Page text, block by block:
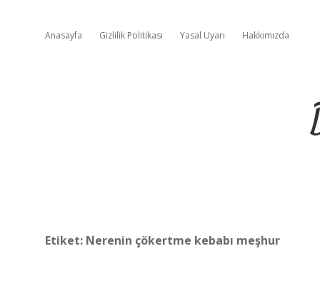
Anasayfa Gizlilik Politikası Yasal Uyarı Hakkımızda
Etiket: Nerenin çökertme kebabı meşhur